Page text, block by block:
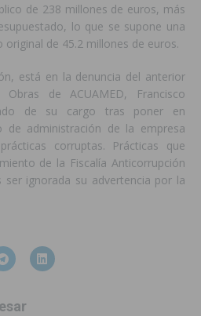
de 238 millones de euros, más
lo que se supone una
original de 45.2 millones de euros.
está en la denuncia del anterior
de ACUAMED, Francisco
de su cargo tras poner en
de administración de la empresa
corruptas. Prácticas que
de la Fiscalía Anticorrupción
ignorada su advertencia por la